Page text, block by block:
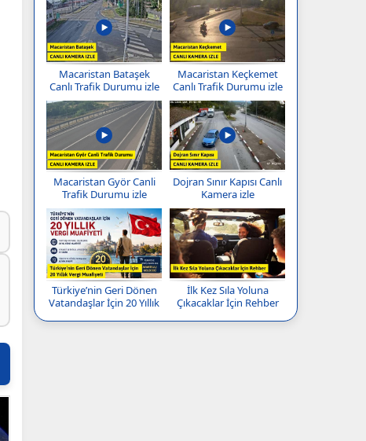
Macaristan Bataşek
Canlı Trafik Durumu izle
Macaristan Keçkemet
Canlı Trafik Durumu izle
Macaristan Györ Canli
Trafik Durumu izle
Dojran Sınır Kapısı Canlı
Kamera izle
Türkiye’nin Geri Dönen
Vatandaşlar İçin 20 Yıllık
İlk Kez Sıla Yoluna
Çıkacaklar İçin Rehber